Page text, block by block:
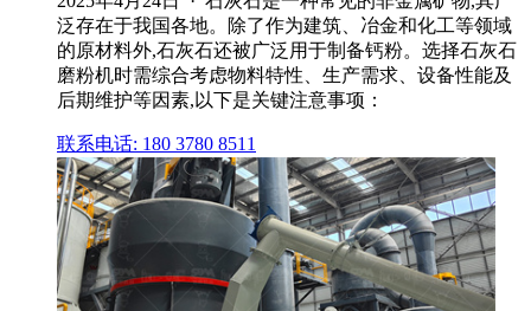
泛存在于我国各地。除了作为建筑、冶金和化工等领域
的原材料外,石灰石还被广泛用于制备钙粉。选择石灰石
磨粉机时需综合考虑物料特性、生产需求、设备性能及
后期维护等因素,以下是关键注意事项：
联系电话: 180 3780 8511